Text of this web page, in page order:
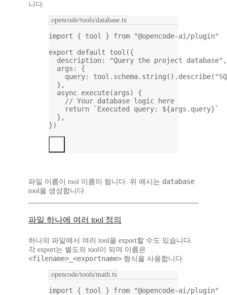
니다.
.opencode/tools/database.ts
import { tool } from
"@opencode-ai/plugin"
export
default tool ({
description:
"Query the project database" ,
args: {
query: tool.schema. string (). describe(
},
async execute(args) {
// Your database logic here
return
`Executed query: ${args . query}`
},
})
파일 이름이 tool 이름이 됩니다. 위 예시는 database
tool을 생성합니다.
파일 하나에 여러 tool 정의
하나의 파일에서 여러 tool을 export할 수도 있습니다.
각 export는 별도의 tool 이 되며 이름은
<filename>_<exportname> 형식을 사용합니다.
.opencode/tools/math.ts
import { tool } from
"@opencode-ai/plugin"